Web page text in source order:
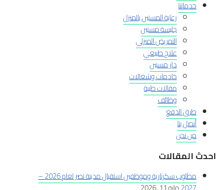
خدماتنا
رعاية المسنين بالمنزل
جليسة مسنين
التمريض المنزلي
علاج طبيعي
دار مسنين
خادمات وشغالات
مقالات طبية
وظائف
طرق الدفع
أتصل بنا
من نحن
احدث المقالات
مطلوب سكرتارية وموظفين استقبال مدينة نصر لعام 2026 –